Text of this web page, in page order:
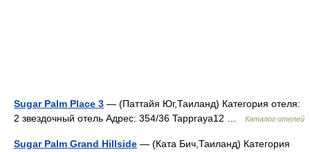
Sugar Palm Place 3 — (Паттайя Юг,Таиланд) Категория отеля:
2 звездочный отель Адрес: 354/36 Tappraya12 …
Каталог отелей
Sugar Palm Grand Hillside — (Ката Бич,Таиланд) Категория